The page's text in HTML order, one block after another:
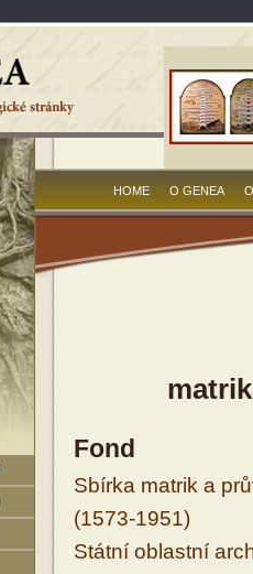
HOME O GENEA
Fond
Sbírka matrik a
(1573-1951)
Státní oblastní